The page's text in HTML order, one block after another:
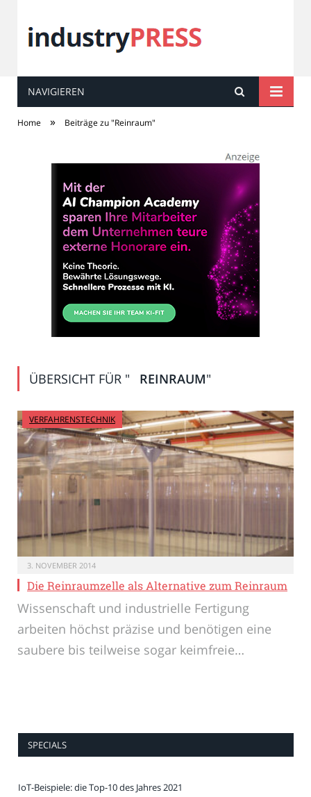
industryPRESS
NAVIGIEREN
Home » Beiträge zu "Reinraum"
ÜBERSICHT FÜR " REINRAUM"
VERFAHRENSTECHNIK
3. NOVEMBER 2014
Die Reinraumzelle als Alternative zum Reinraum
Wissenschaft und industrielle Fertigung
arbeiten höchst präzise und benötigen eine
saubere bis teilweise sogar keimfreie…
SPECIALS
IoT-Beispiele: die Top-10 des Jahres 2021